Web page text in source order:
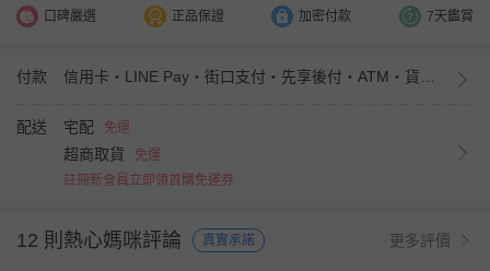
口碑嚴選 正品保證 加密付款 7天鑑賞
付款
配送 宅配 免運
超商取貨
免運
註冊新會員立即領首購免運券
12 則熱心媽咪評論 真實承諾 更多評價